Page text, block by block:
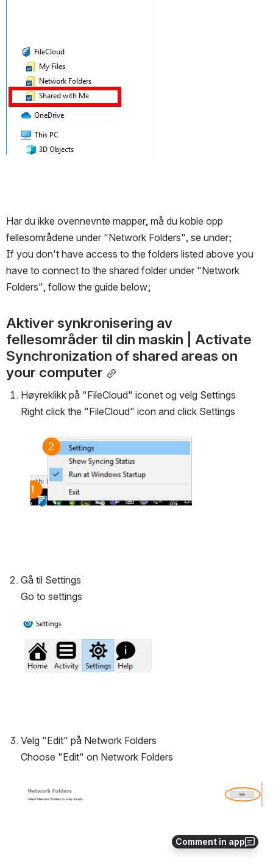
Comment in app
Har du ikke ovennevnte mapper, må du koble opp
fellesområdene under "Network Folders", se under;
If you don't have access to the folders listed above you
have to connect to the shared folder under "Network
Folders", follow the guide below;
Aktiver synkronisering av
fellesområder til din maskin | Activate
Synchronization of shared areas on
your computer
Høyreklikk på "FileCloud" iconet og velg Settings
Right click the "FileCloud" icon and click Settings
Open
Gå til Settings
Go to settings
Open
Velg "Edit" på Network Folders
Choose "Edit" on Network Folders
Open